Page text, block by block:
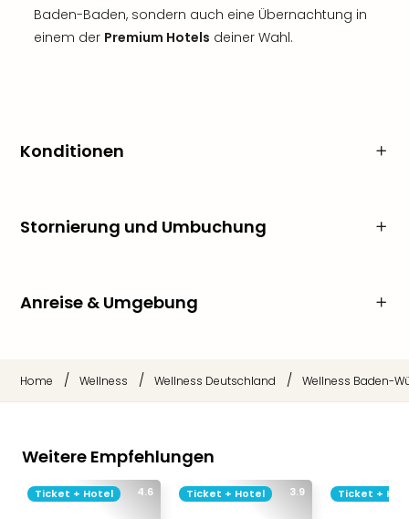
Baden-Baden, sondern auch eine Übernachtung in
einem der Premium Hotels deiner Wahl.
Konditionen
Stornierung und Umbuchung
Anreise & Umgebung
Home / Wellness / Wellness Deutschland / Wellness Baden-
Weitere Empfehlungen
4.6
Ticket + Hotel 3.9
Ticket + Hotel Ticket +